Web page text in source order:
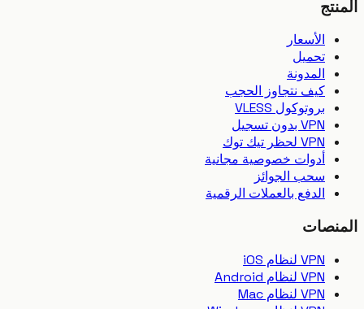
الأسعار
تحميل
المدونة
كيف نتجاوز الحجب
بروتوكول VLESS
VPN بدون تسجيل
VPN لحظر تيك توك
أدوات خصوصية مجانية
سحب الجوائز
الدفع بالعملات الرقمية
VPN لنظام iOS
VPN لنظام Android
VPN لنظام Mac